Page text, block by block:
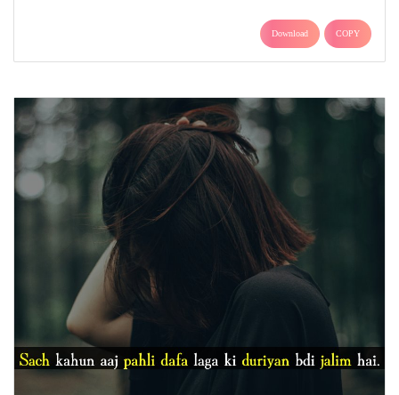
Download COPY